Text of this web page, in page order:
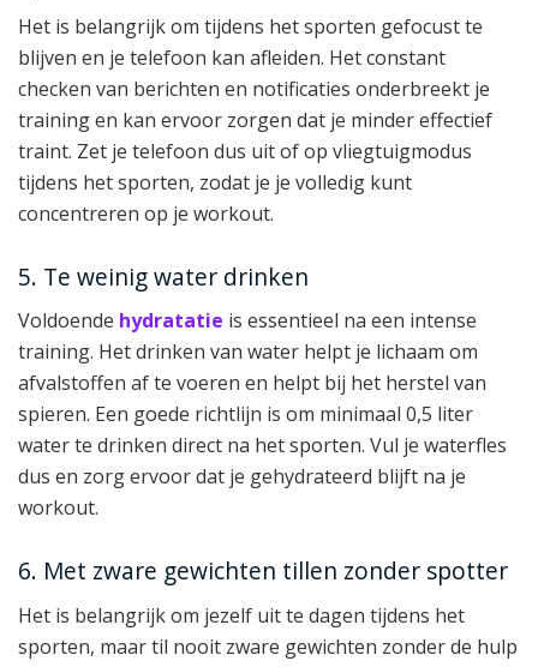
Het is belangrijk om tijdens het sporten gefocust te
blijven en je telefoon kan afleiden. Het constant
checken van berichten en notificaties onderbreekt je
training en kan ervoor zorgen dat je minder effectief
traint. Zet je telefoon dus uit of op vliegtuigmodus
tijdens het sporten, zodat je je volledig kunt
concentreren op je workout.
5. Te weinig water drinken
Voldoende hydratatie is essentieel na een intense
training. Het drinken van water helpt je lichaam om
afvalstoffen af te voeren en helpt bij het herstel van
spieren. Een goede richtlijn is om minimaal 0,5 liter
water te drinken direct na het sporten. Vul je waterfles
dus en zorg ervoor dat je gehydrateerd blijft na je
workout.
6. Met zware gewichten tillen zonder spotter
Het is belangrijk om jezelf uit te dagen tijdens het
sporten, maar til nooit zware gewichten zonder de hulp